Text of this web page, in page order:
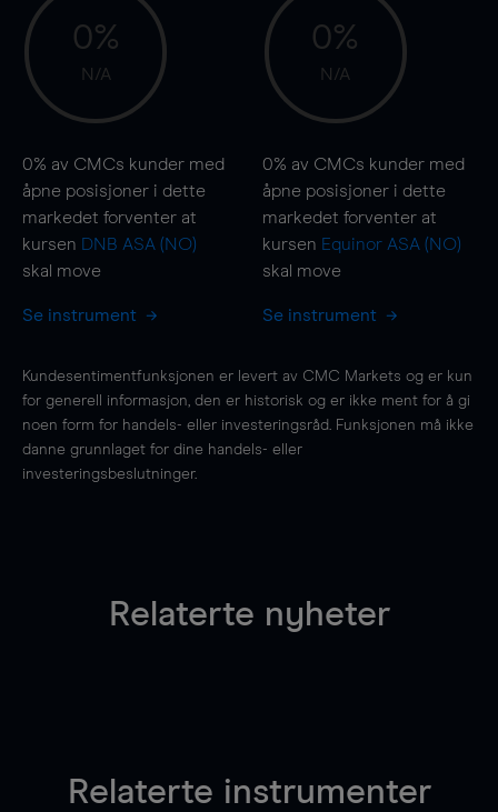
0%
N/A
0% av CMCs kunder med
åpne posisjoner i dette
markedet forventer at
kursen DNB ASA (NO)
skal move
Se instrument
0%
N/A
0% av CMCs kunder med
åpne posisjoner i dette
markedet forventer at
kursen Equinor ASA (NO)
skal move
Se instrument
Kundesentimentfunksjonen er levert av CMC Markets og er kun
for generell informasjon, den er historisk og er ikke ment for å gi
noen form for handels- eller investeringsråd. Funksjonen må ikke
danne grunnlaget for dine handels- eller
investeringsbeslutninger.
Relaterte nyheter
Relaterte instrumenter